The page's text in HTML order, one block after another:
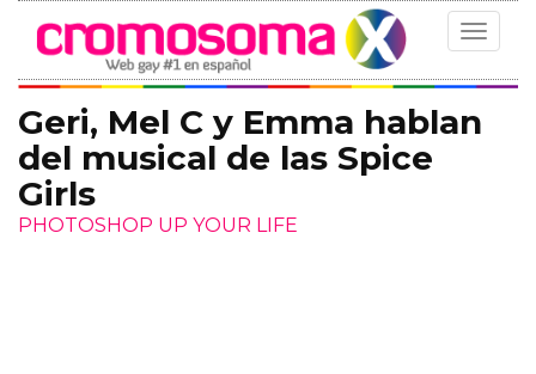
Toggle
Geri, Mel C y Emma hablan
del musical de las Spice
Girls
PHOTOSHOP UP YOUR LIFE